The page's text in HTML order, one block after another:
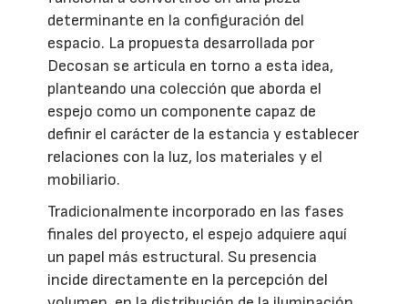
determinante en la configuración del
espacio. La propuesta desarrollada por
Decosan se articula en torno a esta idea,
planteando una colección que aborda el
espejo como un componente capaz de
definir el carácter de la estancia y establecer
relaciones con la luz, los materiales y el
mobiliario.
Tradicionalmente incorporado en las fases
finales del proyecto, el espejo adquiere aquí
un papel más estructural. Su presencia
incide directamente en la percepción del